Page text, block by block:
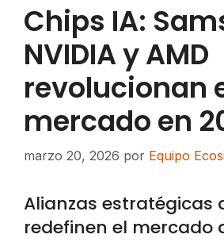
Chips IA:
NVIDIA y AMD
revolucionan
mercado en
marzo 20, 2026 por Equipo
Alianzas estratégicas
redefinen el mercado